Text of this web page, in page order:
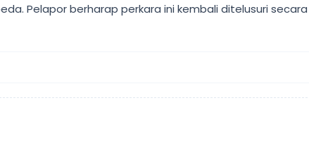
Pelapor berharap perkara ini kembali ditelusuri secara